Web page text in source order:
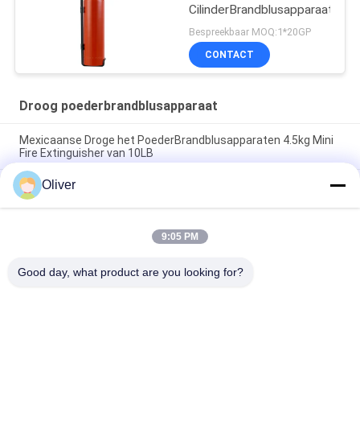
CilinderBrandblusapparaat
Bespreekbaar MOQ:1*20GP
CONTACT
Droog poederbrandblusapparaat
Mexicaanse Droge het PoederBrandblusapparaten 4.5kg Mini
Fire Extinguisher van 10LB
1-12 kg Voetring Type Droog poeder brandblussers Rode
cilinder ISO9001 Gecertificeerd voor multifunctionele
brandveiligheid
Omecfire 25kg reed Droog Chemisch Brandblusapparaat
Oliver
9:05 PM
Good day, what product are you looking for?